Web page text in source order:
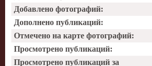
Добавлено фотографий:
Дополнено публикаций:
Отмечено на карте фотографий:
Просмотрено публикаций:
Просмотрено публикаций за